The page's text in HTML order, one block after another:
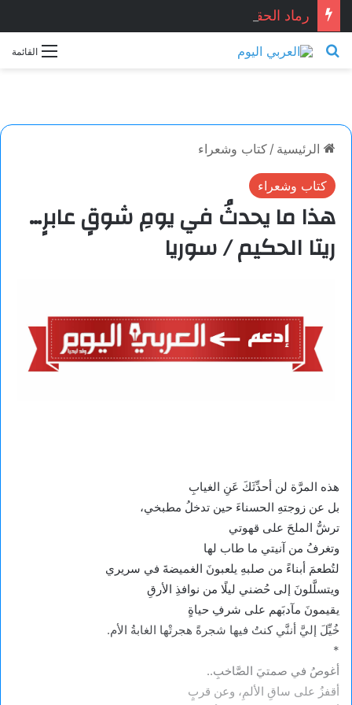
رماد الحقيقة.. قصّة قصيرة بقلم: نجاح الدروبي
القائمة بحث عن
الرئيسية / كتاب وشعراء
كتاب وشعراء
هذا ما يحدثُ في يومِ شوقٍ عابرٍ…
ريتا الحكيم / سوريا
هذه المرَّة لن أحدِّثَكَ عَنِ الغيابِ
بل عن زوجتهِ الحسناءَ حين تدخلُ مطبخي،
ترشُّ الملحَ على قهوتي
وتغرفُ من آنيتي ما طاب لها
لتُطعمَ أبناءً من صلبهِ يلعبونَ الغميضةَ في سريري
ويتسلَّلونَ إلى حُضني ليلًا من نوافذِ الأرقِ
يقيمونَ مآدبَهم على شرفِ حياةٍ
خُيِّلَ إليَّ أننَّي كنتُ فيها شجرةً هجرتْها الغابةُ الأم.
*
أغوصُ في صمتيَ الصَّاخبِ..
أقفزُ على ساقِ الألمِ، وعن قربٍ